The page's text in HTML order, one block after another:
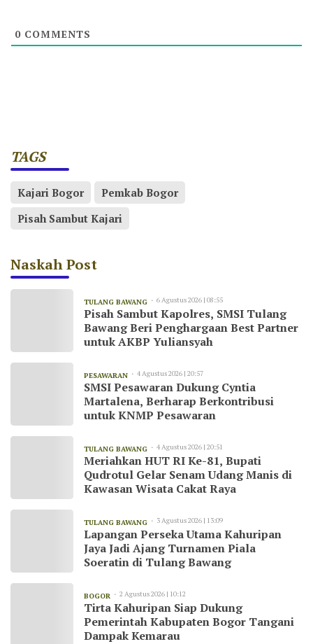
0 COMMENTS
TAGS
Kajari Bogor
Pemkab Bogor
Pisah Sambut Kajari
Naskah Post
TULANG BAWANG 6 Agustus 2026 | 08:55
Pisah Sambut Kapolres, SMSI Tulang
Bawang Beri Penghargaan Best Partner
untuk AKBP Yuliansyah
PESAWARAN 4 Agustus 2026 | 20:57
SMSI Pesawaran Dukung Cyntia
Martalena, Berharap Berkontribusi
untuk KNMP Pesawaran
TULANG BAWANG 4 Agustus 2026 | 20:51
Meriahkan HUT RI Ke-81, Bupati
Qudrotul Gelar Senam Udang Manis di
Kawasan Wisata Cakat Raya
TULANG BAWANG 3 Agustus 2026 | 13:09
Lapangan Perseka Utama Kahuripan
Jaya Jadi Ajang Turnamen Piala
Soeratin di Tulang Bawang
BOGOR 2 Agustus 2026 | 10:12
Tirta Kahuripan Siap Dukung
Pemerintah Kabupaten Bogor Tangani
Dampak Kemarau